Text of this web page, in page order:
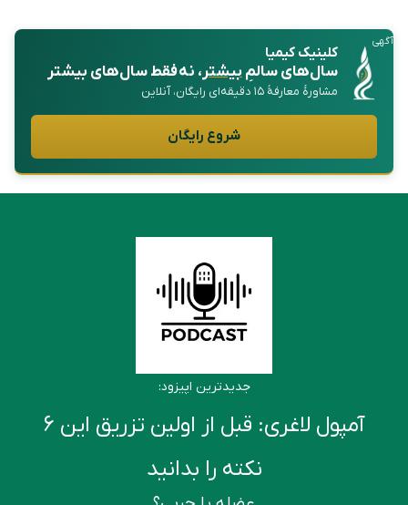
آگهی
کلینیک کیمیا
سال‌های سالمِبیشتر، نه فقط سال‌های بیشتر
مشاورهٔ معارفهٔ ۱۵ دقیقه‌ای رایگان، آنلاین
شروع رایگان
جدیدترین اپیزود:
آمپول لاغری: قبل از اولین تزریق این ۶
نکته را بدانید